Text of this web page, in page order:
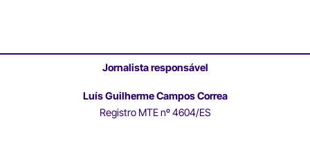
Jornalista responsável
Luís Guilherme Campos Correa
Registro MTE nº 4604/ES